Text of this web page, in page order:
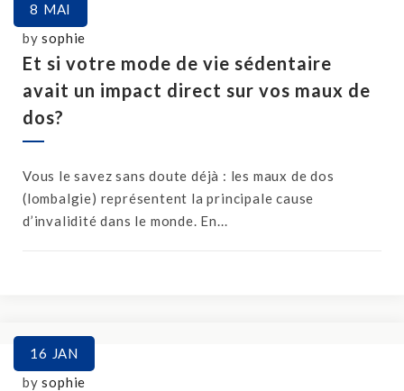
8 MAI
bysophie
Et si votre mode de vie sédentaire
avait un impact direct sur vos maux de
dos?
Vous le savez sans doute déjà : les maux de dos
(lombalgie) représentent la principale cause
d’invalidité dans le monde. En...
16 JAN
bysophie